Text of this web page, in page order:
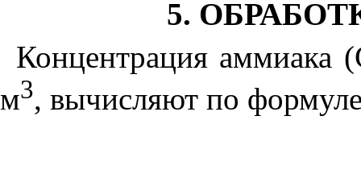
5.
Концентрация аммиака
м3, вычисляют по